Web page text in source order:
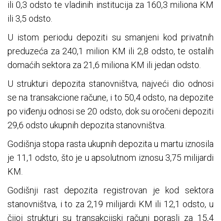
ili 0,3 odsto te vladinih institucija za 160,3 miliona KM
ili 3,5 odsto.
U istom periodu depoziti su smanjeni kod privatnih
preduzeća za 240,1 milion KM ili 2,8 odsto, te ostalih
domaćih sektora za 21,6 miliona KM ili jedan odsto.
U strukturi depozita stanovništva, najveći dio odnosi
se na transakcione račune, i to 50,4 odsto, na depozite
po viđenju odnosi se 20 odsto, dok su oročeni depoziti
29,6 odsto ukupnih depozita stanovništva.
Godišnja stopa rasta ukupnih depozita u martu iznosila
je 11,1 odsto, što je u apsolutnom iznosu 3,75 milijardi
KM.
Godišnji rast depozita registrovan je kod sektora
stanovništva, i to za 2,19 milijardi KM ili 12,1 odsto, u
čijoj strukturi su transakcijski računi porasli za 15,4